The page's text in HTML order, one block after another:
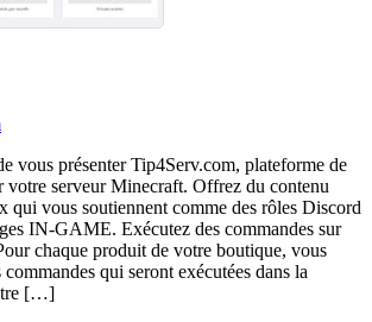
vous présenter Tip4Serv.com, plateforme de
votre serveur Minecraft. Offrez du contenu
qui vous soutiennent comme des rôles Discord
IN-GAME. Exécutez des commandes sur
chaque produit de votre boutique, vous
qui seront exécutées dans la
[…]